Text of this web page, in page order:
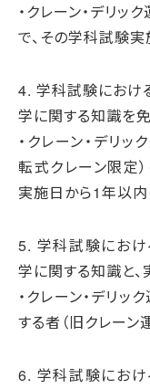
・クレーン・デリッ
で、その学科試験
4. 学科試験におけ
学に関する知識を
・クレーン・デリ
転式クレーン限定
実施日から1年以内
5. 学科試験におけ
学に関する知識と
・クレーン・デリッ
する者（旧クレーン
6. 学科試験におけ